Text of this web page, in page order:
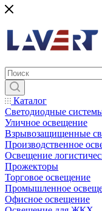
Каталог
Светодиодные
Уличное освещение
Взрывозащищенные
Производственное
Освещение
Прожекторы
Торговое освещение
Промышленное
Офисное освещение